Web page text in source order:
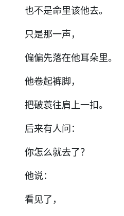
也不是命里该他去。
只是那一声，
偏偏先落在他耳朵里。
他卷起裤脚，
把破蓑往肩上一扣。
后来有人问：
你怎么就去了？
他说：
看见了，